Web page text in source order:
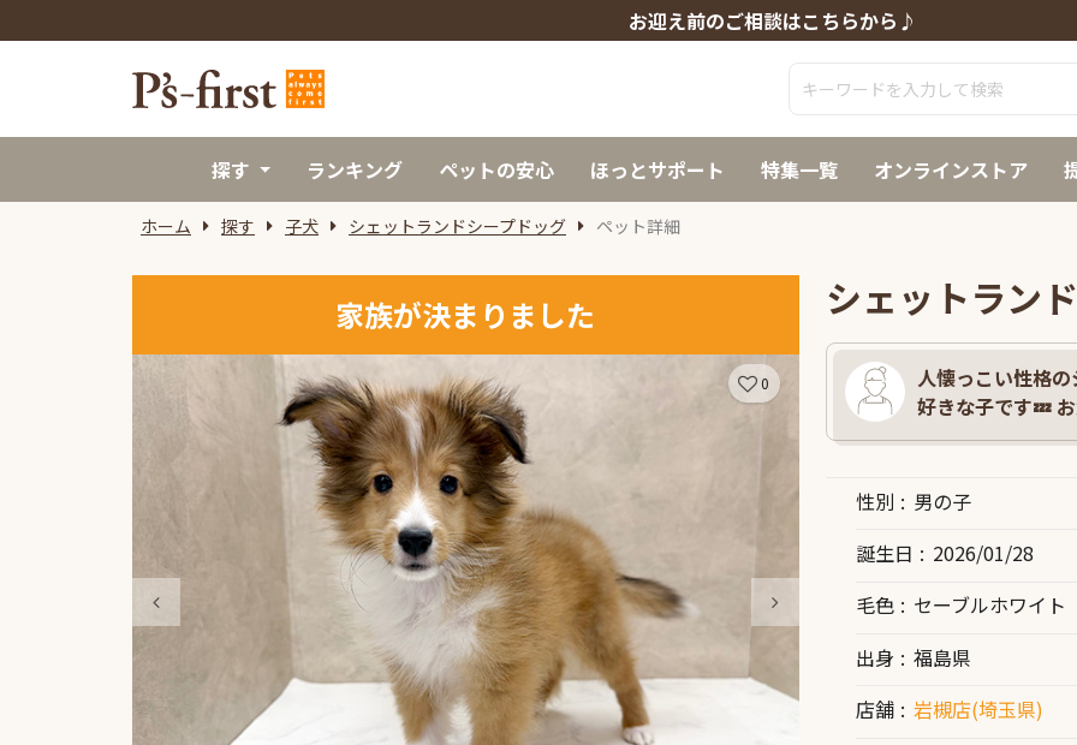
お迎え前のご相談はこちらから♪
探す ランキング ペットの安心 ほっとサポート 特集一覧 オンラインストア
ホーム 探す 子犬 シェットランドシープドッグ ペット詳細
家族が決まりました
0
シェットラン
人懐っこい性格
好きな子です💤
性別
男の子
誕生日
2026/01/28
毛色
セーブルホワイト
出身
福島県
店舗
岩槻店(埼玉県)